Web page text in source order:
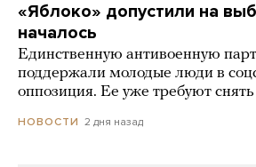
«Яблоко» допустили на
началось
Единственную антивоенную
поддержали молодые люди в
оппозиция. Ее уже требуют
НОВОСТИ 2 дня назад